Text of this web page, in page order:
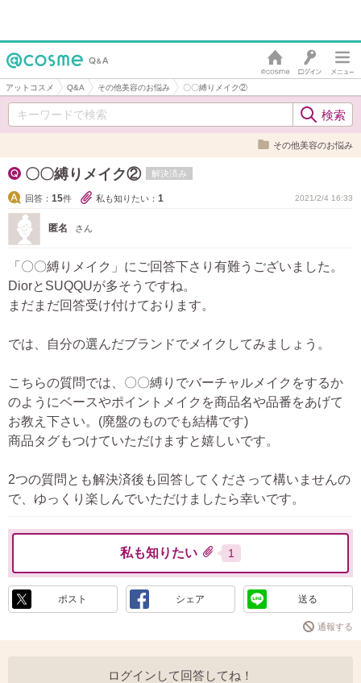
アットコスメ Q&A その他美容のお悩み 〇〇縛りメイク②
その他美容のお悩み
〇〇縛りメイク② 解決済み
回答： 15件 私も知りたい： 1 2021/2/4 16:33
匿名 さん
「〇〇縛りメイク」にご回答下さり有難うございました。
DiorとSUQQUが多そうですね。
まだまだ回答受け付けております。
では、自分の選んだブランドでメイクしてみましょう。
こちらの質問では、〇〇縛りでバーチャルメイクをするか
のようにベースやポイントメイクを商品名や品番をあげて
お教え下さい。(廃盤のものでも結構です)
商品タグもつけていただけますと嬉しいです。
2つの質問とも解決済後も回答してくださって構いませんの
で、ゆっくり楽しんでいただけましたら幸いです。
私も知りたい 1
ポスト シェア 送る
通報する
ログインして回答してね！